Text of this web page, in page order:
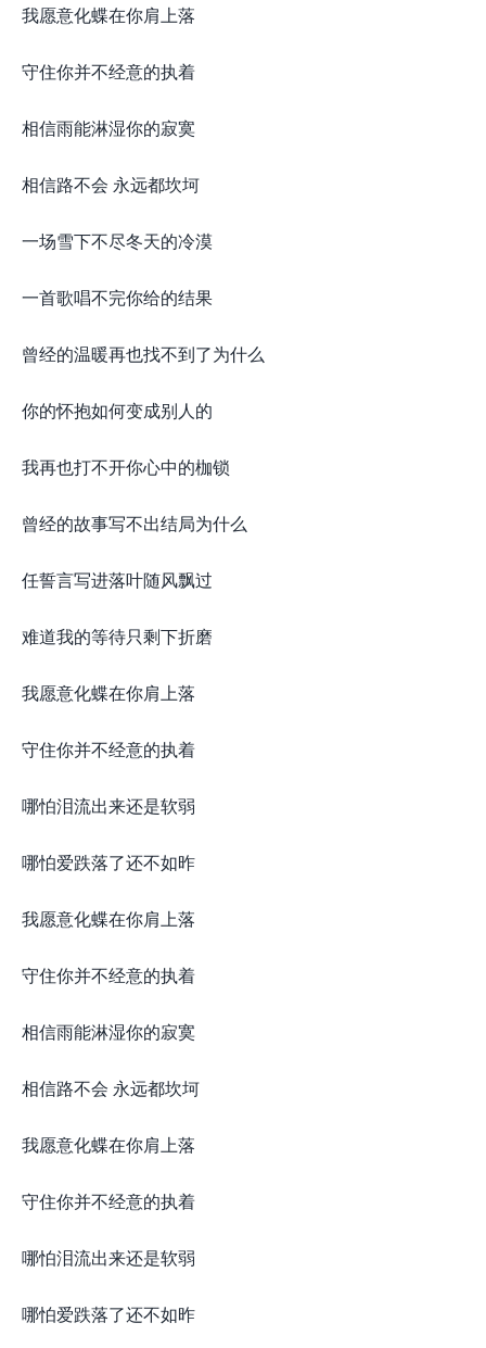
我愿意化蝶在你肩上落
守住你并不经意的执着
相信雨能淋湿你的寂寞
相信路不会 永远都坎坷
一场雪下不尽冬天的冷漠
一首歌唱不完你给的结果
曾经的温暖再也找不到了为什么
你的怀抱如何变成别人的
我再也打不开你心中的枷锁
曾经的故事写不出结局为什么
任誓言写进落叶随风飘过
难道我的等待只剩下折磨
我愿意化蝶在你肩上落
守住你并不经意的执着
哪怕泪流出来还是软弱
哪怕爱跌落了还不如昨
我愿意化蝶在你肩上落
守住你并不经意的执着
相信雨能淋湿你的寂寞
相信路不会 永远都坎坷
我愿意化蝶在你肩上落
守住你并不经意的执着
哪怕泪流出来还是软弱
哪怕爱跌落了还不如昨